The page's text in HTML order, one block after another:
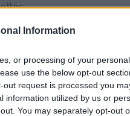
Information
or processing of your
use the below opt-out
request is processed you
information utilized by us or
You may separately opt-out